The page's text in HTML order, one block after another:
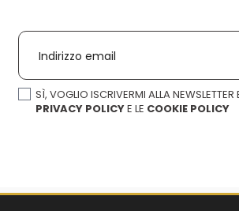
Indirizzo email
SÌ, VOGLIO ISCRIVERMI ALLA
PRIVACY POLICYE LE COOKIE POLICY